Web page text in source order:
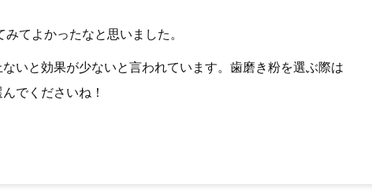
てよかったなと思いました。
いと効果が少ないと言われています。歯磨き粉を選ぶ際は
でくださいね！